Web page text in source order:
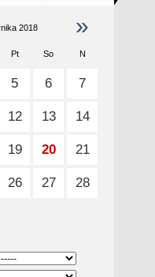
2018 »
Pt So N
5 6 7
12 13 14
19 20 21
26 27 28